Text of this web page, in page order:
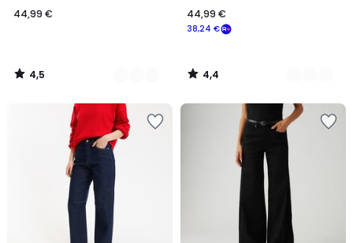
44,99 €
4,5
/
38,24 €
44,99 €
4,4
/